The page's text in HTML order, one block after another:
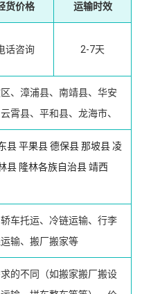
货价格 运输时效
话咨询 2-7天
、漳浦县、南靖县、华安
霄县、平和县、龙海市、
县平果县德保县那坡县 凌
县 隆林各族自治县靖西
车托运、冷链运输、行李
输、搬厂搬家等
的不同（如搬家搬厂搬设